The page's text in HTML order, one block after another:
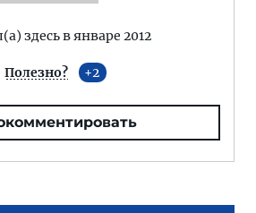
здесь в январе 2012
Полезно? 2